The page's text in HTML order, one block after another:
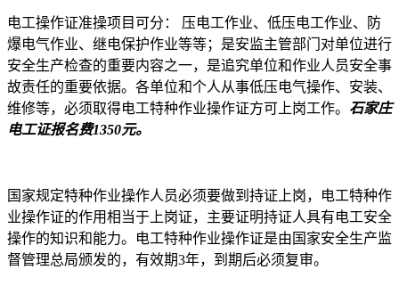
电工操作证准操项目可分： 压电工作业、低压电工作业、防
爆电气作业、继电保护作业等等；是安监主管部门对单位进行
安全生产检查的重要内容之一，是追究单位和作业人员安全事
故责任的重要依据。各单位和个人从事低压电气操作、安装、
维修等，必须取得电工特种作业操作证方可上岗工作。 石家庄
电工证报名费1350元。
国家规定特种作业操作人员必须要做到持证上岗，电工特种作
业操作证的作用相当于上岗证，主要证明持证人具有电工安全
操作的知识和能力。电工特种作业操作证是由国家安全生产监
督管理总局颁发的，有效期3年，到期后必须复审。